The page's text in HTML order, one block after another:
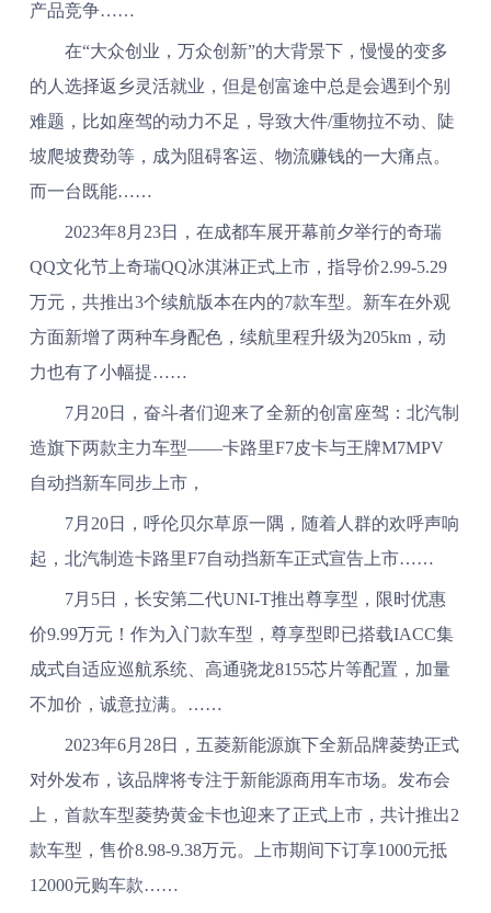
产品竞争……
在“大众创业，万众创新”的大背景下，慢慢的变多
的人选择返乡灵活就业，但是创富途中总是会遇到个别
难题，比如座驾的动力不足，导致大件/重物拉不动、陡
坡爬坡费劲等，成为阻碍客运、物流赚钱的一大痛点。
而一台既能……
2023年8月23日，在成都车展开幕前夕举行的奇瑞
QQ文化节上奇瑞QQ冰淇淋正式上市，指导价2.99-5.29
万元，共推出3个续航版本在内的7款车型。新车在外观
方面新增了两种车身配色，续航里程升级为205km，动
力也有了小幅提……
7月20日，奋斗者们迎来了全新的创富座驾：北汽制
造旗下两款主力车型——卡路里F7皮卡与王牌M7MPV
自动挡新车同步上市，
7月20日，呼伦贝尔草原一隅，随着人群的欢呼声响
起，北汽制造卡路里F7自动挡新车正式宣告上市……
7月5日，长安第二代UNI-T推出尊享型，限时优惠
价9.99万元！作为入门款车型，尊享型即已搭载IACC集
成式自适应巡航系统、高通骁龙8155芯片等配置，加量
不加价，诚意拉满。……
2023年6月28日，五菱新能源旗下全新品牌菱势正式
对外发布，该品牌将专注于新能源商用车市场。发布会
上，首款车型菱势黄金卡也迎来了正式上市，共计推出2
款车型，售价8.98-9.38万元。上市期间下订享1000元抵
12000元购车款……